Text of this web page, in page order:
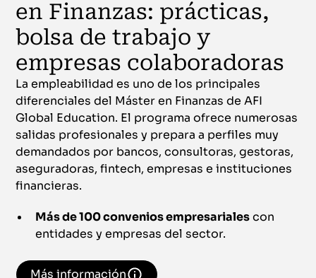
en Finanzas: prácticas,
bolsa de trabajo y
empresas colaboradoras
La empleabilidad es uno de los principales
diferenciales del Máster en Finanzas de AFI
Global Education. El programa ofrece numerosas
salidas profesionales y prepara a perfiles muy
demandados por bancos, consultoras, gestoras,
aseguradoras, fintech, empresas e instituciones
financieras.
Más de 100 convenios empresarialescon
entidades y empresas del sector.
Más información